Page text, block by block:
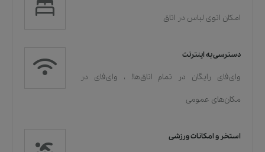
امکان اتوی لباس در اتاق
دسترسی به اینترنت
وای‌فای رایگان در تمام اتاق‌ها! ،
وای‌فای در
مکان‌های عمومی
استخر و امکانات ورزشی